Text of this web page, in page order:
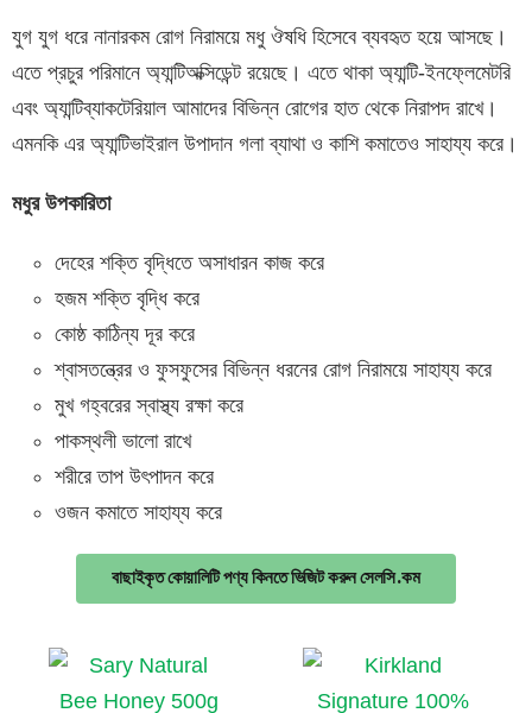
যুগ যুগ ধরে নানারকম রোগ নিরাময়ে মধু ঔষধি হিসেবে ব্যবহৃত হয়ে আসছে।
এতে প্রচুর পরিমানে অ্যান্টিঅক্সিডেন্ট রয়েছে। এতে থাকা অ্যান্টি-ইনফ্লেমেটরি
এবং অ্যান্টিব্যাকটেরিয়াল আমাদের বিভিন্ন রোগের হাত থেকে নিরাপদ রাখে।
এমনকি এর অ্যান্টিভাইরাল উপাদান গলা ব্যাথা ও কাশি কমাতেও সাহায্য করে।
মধুর উপকারিতা
দেহের শক্তি বৃদ্ধিতে অসাধারন কাজ করে
হজম শক্তি বৃদ্ধি করে
কোষ্ঠ কাঠিন্য দূর করে
শ্বাসতন্ত্রের ও ফুসফুসের বিভিন্ন ধরনের রোগ নিরাময়ে সাহায্য করে
মুখ গহ্বরের স্বাস্থ্য রক্ষা করে
পাকস্থলী ভালো রাখে
শরীরে তাপ উৎপাদন করে
ওজন কমাতে সাহায্য করে
বাছাইকৃত কোয়ালিটি পণ্য কিনতে ভিজিট করুন সেলসি.কম